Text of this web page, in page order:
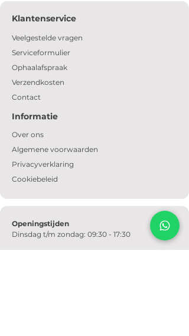
Klantenservice
Veelgestelde vragen
Serviceformulier
Ophaalafspraak
Verzendkosten
Contact
Informatie
Over ons
Algemene voorwaarden
Privacyverklaring
Cookiebeleid
Openingstijden
Dinsdag t/m zondag: 09:30 - 17:30